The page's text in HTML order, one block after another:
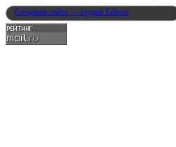
Создание сайта — студия Edison